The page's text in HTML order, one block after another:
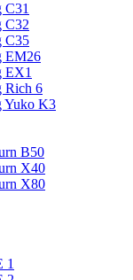
C32
C35
EM26
EX1
Rich 6
Yuko K3
B50
X40
X80
1